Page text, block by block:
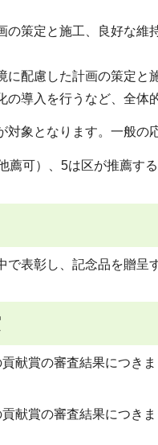
の策定と施工、良好な維
に配慮した計画の策定と
の導入を行うなど、全体
象となります。一般の
薦可）、5は区が推薦す
で表彰し、記念品を贈呈
献賞の審査結果につき
献賞の審査結果につき